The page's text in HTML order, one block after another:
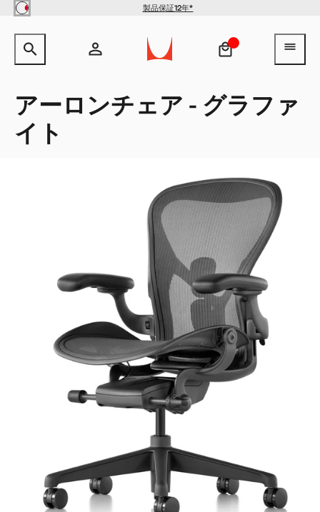
Skip to main content 製品保証12年*
サイト内検索のためのテキストを入力してください。
ヘッダー検索ボックスをオープン
アカウント
新規登録
アーロンチェア - グラファ
イト